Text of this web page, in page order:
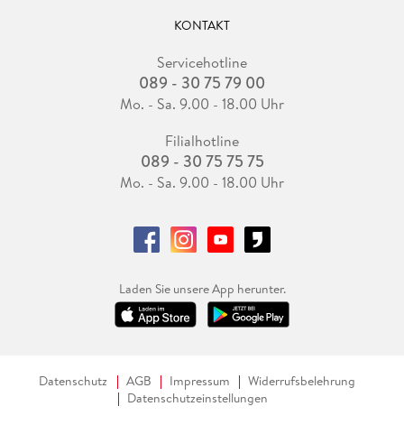
KONTAKT
Servicehotline
089 - 30 75 79 00
Mo. - Sa. 9.00 - 18.00 Uhr
Filialhotline
089 - 30 75 75 75
Mo. - Sa. 9.00 - 18.00 Uhr
Laden Sie unsere App herunter.
Datenschutz AGB Impressum
Widerrufsbelehrung
Datenschutzeinstellungen